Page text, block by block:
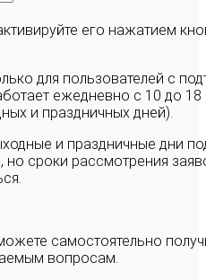
его нажатием
для пользователей с
ежедневно с 10 до
и праздничных дней).
и праздничные дни
но сроки рассмотрения
самостоятельно
вопросам.